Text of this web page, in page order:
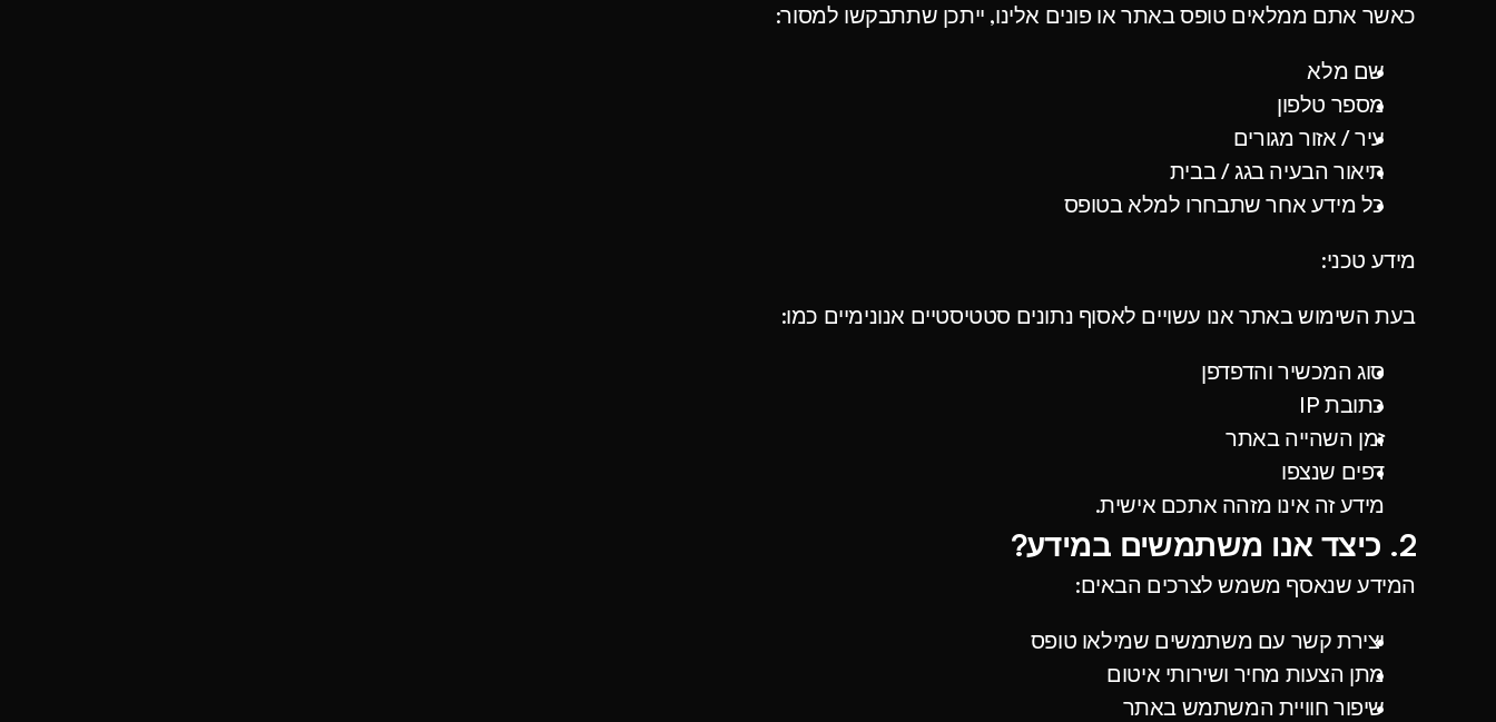
כאשר אתם ממלאים טופס באתר או פונים אלינו, ייתכן שתתבקשו למסור:
שם מלא
מספר טלפון
עיר / אזור מגורים
תיאור הבעיה בגג / בבית
כל מידע אחר שתבחרו למלא בטופס
מידע טכני:
בעת השימוש באתר אנו עשויים לאסוף נתונים סטטיסטיים אנונימיים כמו:
סוג המכשיר והדפדפן
כתובת IP
זמן השהייה באתר
דפים שנצפו
מידע זה אינו מזהה אתכם אישית.
2. כיצד אנו משתמשים במידע?
המידע שנאסף משמש לצרכים הבאים:
יצירת קשר עם משתמשים שמילאו טופס
מתן הצעות מחיר ושירותי איטום
שיפור חוויית המשתמש באתר